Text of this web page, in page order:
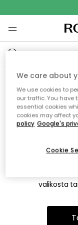
Emme
Tämä voi johtua
on siirretty
valikosta
We care about
We use cookies to
our traffic. You have
essential cookies
cookies may affect
policy Google's
Cookie